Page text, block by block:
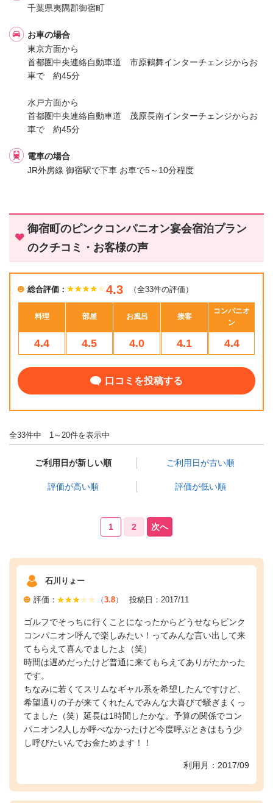
千葉県夷隅郡御宿町
お車の場合
東京方面から
首都圏中央連絡自動車道 市原鶴舞インターチェンジからお
車で 約45分
水戸方面から
首都圏中央連絡自動車道 茂原長南インターチェンジからお
車で 約45分
電車の場合
JR外房線 御宿駅で下車 お車で5～10分程度
御宿町のピンクコンパニオン宴会宿泊プラン
のクチコミ・お客様の声
総合評価： 4.3 （全33件の評価）
料理 部屋 お風呂 接客
コンパニオ
ン
4.4 4.5 4.0 4.1 4.4
口コミを投稿する
全33件中 1～20件を表示中
ご利用日が新しい順 ご利用日が古い順
評価が高い順 評価が低い順
1 2 次へ
石川りょー
評価： （3.8） 投稿日：2017/11
ゴルフでそっちに行くことになったからどうせならピンク
コンパニオン呼んで楽しみたい！ってみんな言い出して来
てもらえて喜んでましたよ（笑）
時間は遅めだったけど普通に来てもらえてありがたかった
です。
ちなみに若くてスリムなギャル系を希望したんですけど、
希望通りの子が来てくれたんでみんな大喜びで騒ぎまくっ
てました（笑）延長は1時間したかな。予算の関係でコン
パニオン2人しか呼べなかったけど今度呼ぶときはもう少
し呼びたいんでお金ためます！！
利用月：2017/09